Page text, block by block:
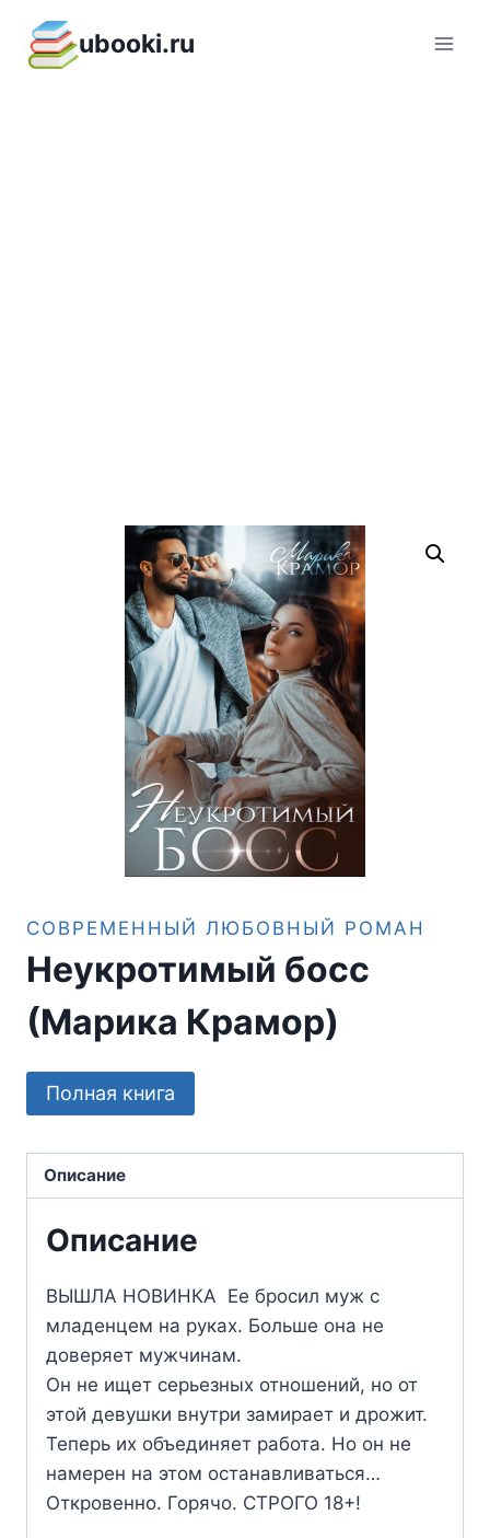
содержимому
ubooki.ru
СОВРЕМЕННЫЙ ЛЮБОВНЫЙ РОМАН
Неукротимый босс
(Марика Крамор)
Полная книга
Описание
Описание
ВЫШЛА НОВИНКА Ее бросил муж с
младенцем на руках. Больше она не
доверяет мужчинам.
Он не ищет серьезных отношений, но от
этой девушки внутри замирает и дрожит.
Теперь их объединяет работа. Но он не
намерен на этом останавливаться…
Откровенно. Горячо. СТРОГО 18+!